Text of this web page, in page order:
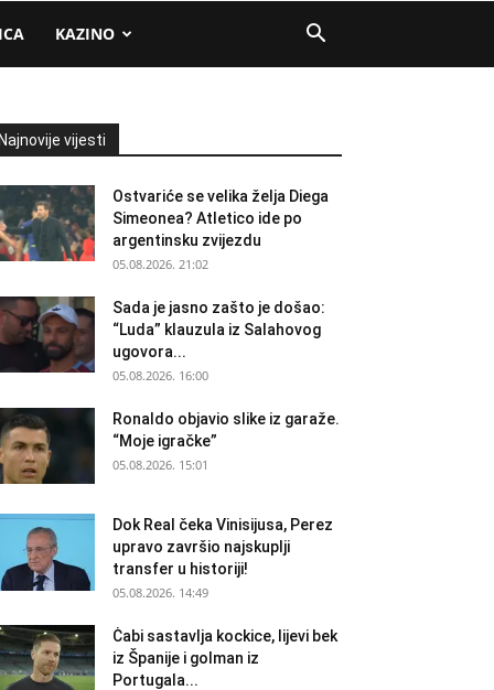
KAZINO
Najnovije vijesti
Ostvariće se velika želja Diega
Simeonea? Atletico ide po
argentinsku zvijezdu
05.08.2026. 21:02
Sada je jasno zašto je došao:
“Luda” klauzula iz Salahovog
ugovora...
05.08.2026. 16:00
Ronaldo objavio slike iz garaže.
“Moje igračke”
05.08.2026. 15:01
Dok Real čeka Vinisijusa, Perez
upravo završio najskuplji
transfer u historiji!
05.08.2026. 14:49
Ċabi sastavlja kockice, lijevi bek
iz Španije i golman iz
Portugala...